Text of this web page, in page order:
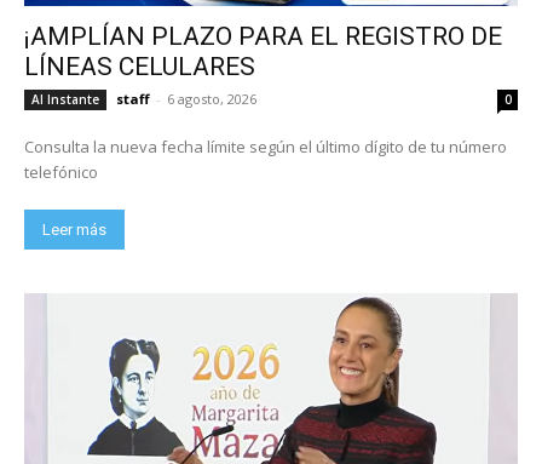
¡AMPLÍAN PLAZO PARA EL REGISTRO DE
LÍNEAS CELULARES
Al Instante staff - 6 agosto, 2026 0
Consulta la nueva fecha límite según el último dígito de tu número
telefónico
Leer más